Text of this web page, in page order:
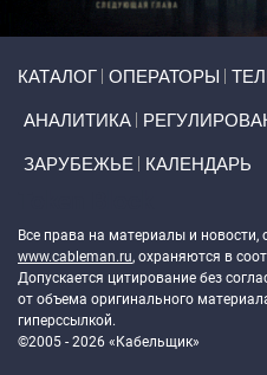
КАТАЛОГ ОПЕРАТОРЫ
АНАЛИТИКА
ЗАРУБЕЖЬЕ КАЛЕНДАРЬ
Все права на материалы и новости,
www.cableman.ru, охраняются в
Допускается цитирование без
от объема оригинального
гиперссылкой.
©2005 - 2026 «Кабельщик»